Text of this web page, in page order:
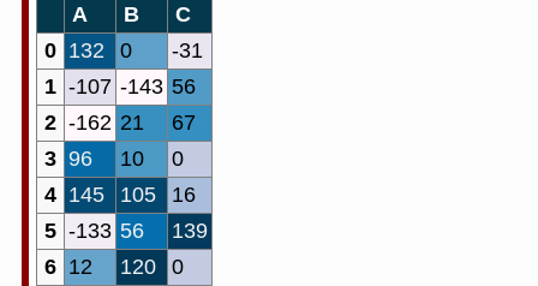
A B
C
0 132 0
-31
1 -107 -143 56
2 -162 21
67
3 96 10
0
4 145 105
16
5 -133 56
139
6 12 120
0